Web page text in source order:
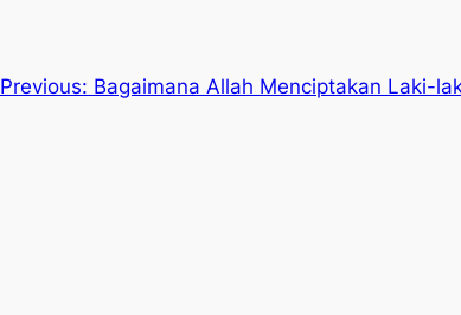
Previous: Bagaimana Allah Menciptakan Laki-